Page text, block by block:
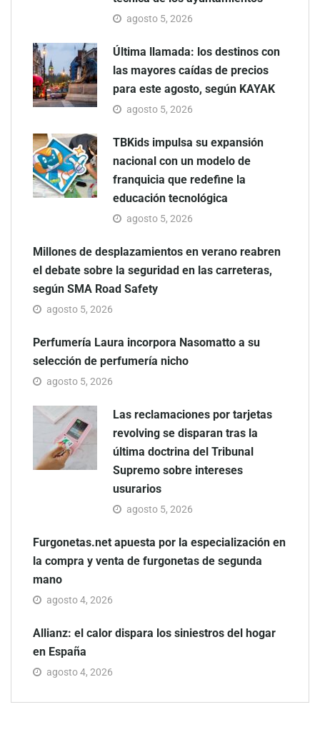
agosto 5, 2026
Última llamada: los destinos con
las mayores caídas de precios
para este agosto, según KAYAK
agosto 5, 2026
TBKids impulsa su expansión
nacional con un modelo de
franquicia que redefine la
educación tecnológica
agosto 5, 2026
Millones de desplazamientos en verano reabren
el debate sobre la seguridad en las carreteras,
según SMA Road Safety
agosto 5, 2026
Perfumería Laura incorpora Nasomatto a su
selección de perfumería nicho
agosto 5, 2026
Las reclamaciones por tarjetas
revolving se disparan tras la
última doctrina del Tribunal
Supremo sobre intereses
usurarios
agosto 5, 2026
Furgonetas.net apuesta por la especialización en
la compra y venta de furgonetas de segunda
mano
agosto 4, 2026
Allianz: el calor dispara los siniestros del hogar
en España
agosto 4, 2026